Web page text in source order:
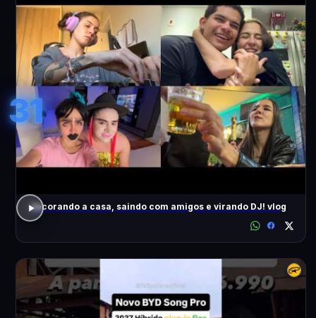
31
decorando a casa, saindo com amigos e virando DJ! vlog